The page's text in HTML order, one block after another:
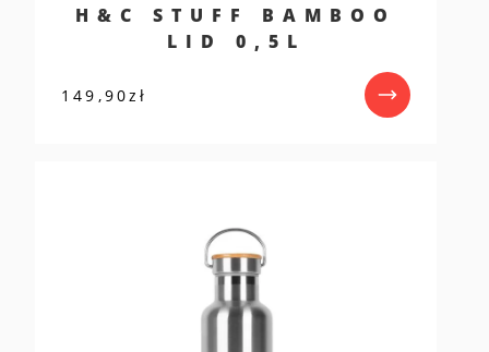
H&C STUFF BAMBOO
LID 0,5L
149,90zł